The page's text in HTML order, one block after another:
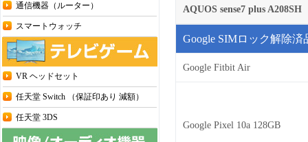
通信機器（ルーター）
スマートウォッチ
VR ヘッドセット
任天堂 Switch （保証印あり 減額）
任天堂 3DS
AQUOS sense7 plus A208SH
Google SIMロック解除済
Google Fitbit Air
Google Pixel 10a 128GB